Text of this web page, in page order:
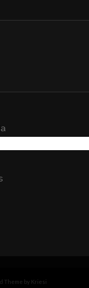
Theme by Kriesi